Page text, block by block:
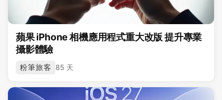
蘋果 iPhone 相機應用程式重大改版 提升專業
攝影體驗
粉筆旅客 85 天